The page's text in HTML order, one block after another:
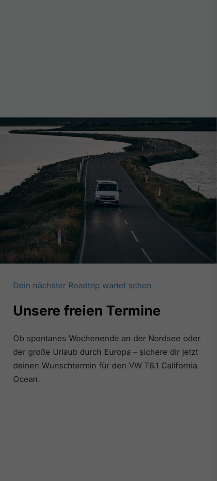
Dein nächster Roadtrip wartet schon
Unsere freien Termine
Ob spontanes Wochenende an der Nordsee oder
der große Urlaub durch Europa – sichere dir jetzt
deinen Wunschtermin für den VW T6.1 California
Ocean.